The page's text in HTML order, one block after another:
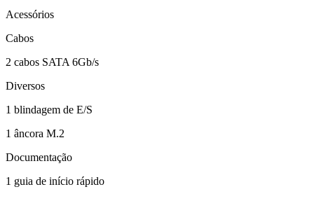
Acessórios
Cabos
2 cabos SATA 6Gb/s
Diversos
1 blindagem de E/S
1 âncora M.2
Documentação
1 guia de início rápido